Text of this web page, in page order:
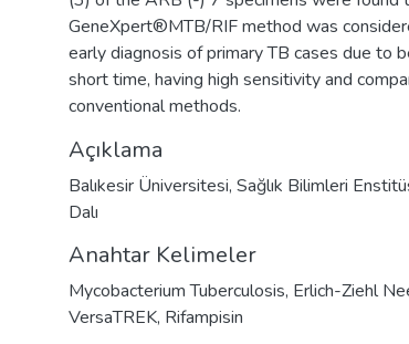
GeneXpert®MTB/RIF method was
early diagnosis of primary TB cases due to
short time, having high sensitivity and
conventional methods.
Açıklama
Balıkesir Üniversitesi, Sağlık Bilimleri
Dalı
Anahtar Kelimeler
Mycobacterium Tuberculosis, Erlich-Ziehl
VersaTREK, Rifampisin